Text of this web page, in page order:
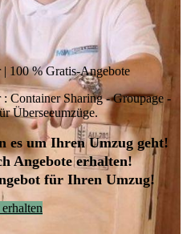
100 % Gratis-Angebote
Container Sharing - Groupage -
Überseeumzüge.
es um Ihren Umzug geht!
Angebote erhalten!
für Ihren Umzug!